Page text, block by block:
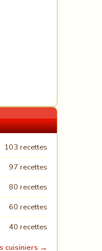
103 recettes
97 recettes
80 recettes
60 recettes
40 recettes
cuisiniers →